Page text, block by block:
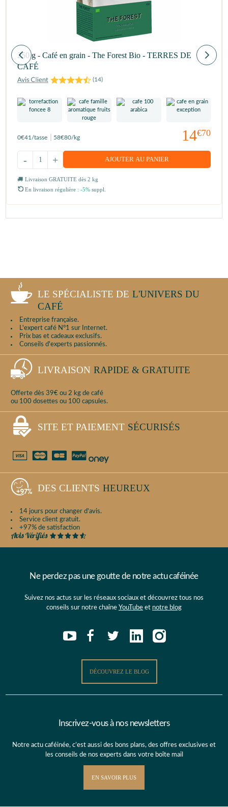
250 g - Café en grain - The Forest Bio - TERRES DE
CAFÉ
(14)
14€70
0€41 /tasse 58€80/kg
+
- AJOUTER AU PANIER
Livraison GRATUITE dès 2 kg
En livraison régulière : -5% suppl.
LE SPÉCIALISTE DE L'UNIVERS DU
CAFÉ
Entreprise française.
L'expert café N°1 sur Internet.
Prix bas et cadeaux exclusifs.
Conseils d'experts passionnés.
LIVRAISON RAPIDE & GRATUITE
Offerte dès 39€ ou 2 kg de café
ou 100 dosettes ou 100 capsules.
SITE ET PAIEMENT SÉCURISÉS
DES CLIENTS HEUREUX
14 jours pour changer d'avis.
Service client gratuit.
+97% de satisfaction
Ne perdez pas une goutte de notre actu caféinée
Suivez nos actus sur les réseaux sociaux et découvrez tous nos
conseils sur notre chaîne YouTube et notre blog
DÉCOUVREZ LE BLOG
Inscrivez-vous à nos newsletters
Notre actu caféinée, c’est aussi des bons plans, des offres exclusives et
les conseils de nos experts dans votre boîte mail
EN SAVOIR PLUS